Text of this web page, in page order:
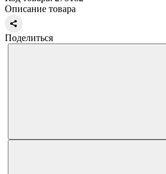
Описание товара
Поделиться